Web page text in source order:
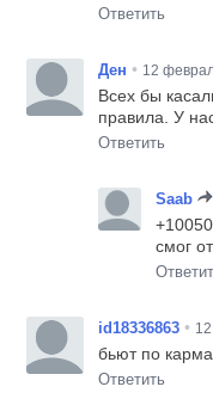
Ответить
Ден • 12
Всех бы
правила. У
Ответить
Saab
смог
id18336863 •
бьют по
Ответить